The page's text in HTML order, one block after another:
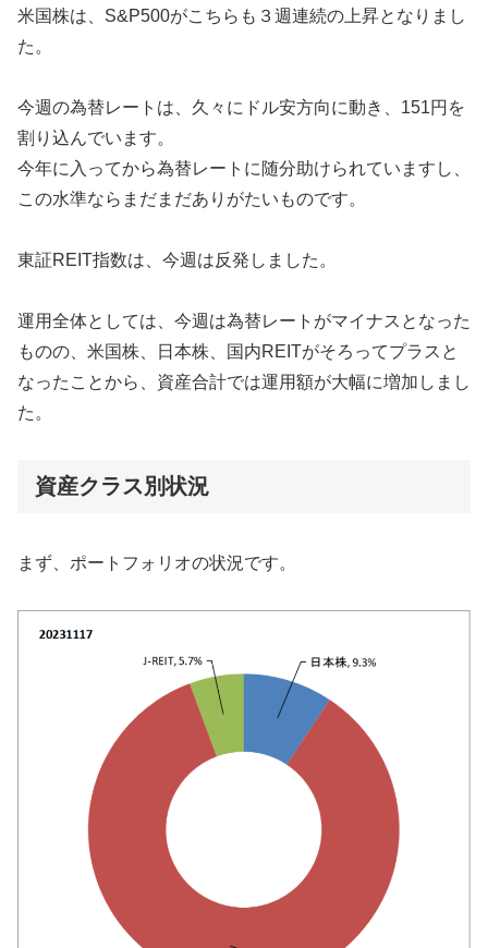
米国株は、S&P500がこちらも３週連続の上昇となりまし
た。
今週の為替レートは、久々にドル安方向に動き、151円を
割り込んでいます。
今年に入ってから為替レートに随分助けられていますし、
この水準ならまだまだありがたいものです。
東証REIT指数は、今週は反発しました。
運用全体としては、今週は為替レートがマイナスとなった
ものの、米国株、日本株、国内REITがそろってプラスと
なったことから、資産合計では運用額が大幅に増加しまし
た。
資産クラス別状況
まず、ポートフォリオの状況です。